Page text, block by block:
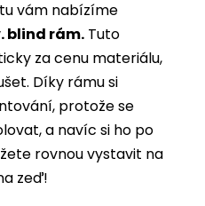
vám nabízíme
blind rám. Tuto
za cenu materiálu,
Díky rámu si
protože se
a navíc si ho po
rovnou vystavit na
zeď!